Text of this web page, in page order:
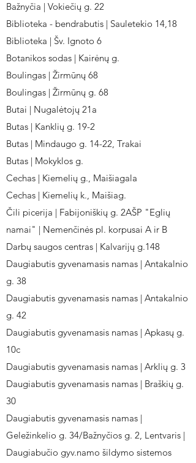
Bažnyčia | Vokiečių g. 22
Biblioteka - bendrabutis | Sauletekio 14,18
Biblioteka | Šv. Ignoto 6
Botanikos sodas | Kairėnų g.
Boulingas | Žirmūnų 68
Boulingas | Žirmūnų g. 68
Butai | Nugalėtojų 21a
Butas | Kanklių g. 19-2
Butas | Mindaugo g. 14-22, Trakai
Butas | Mokyklos g.
Cechas | Kiemelių g., Maišiagala
Cechas | Kiemelių k., Maišiag.
Čili picerija | Fabijoniškių g. 2AŠP "Eglių
namai" | Nemenčinės pl. korpusai A ir B
Darbų saugos centras | Kalvarijų g.148
Daugiabutis gyvenamasis namas | Antakalnio
g. 38
Daugiabutis gyvenamasis namas | Antakalnio
g. 42
Daugiabutis gyvenamasis namas | Apkasų g.
10c
Daugiabutis gyvenamasis namas | Arklių g. 3
Daugiabutis gyvenamasis namas | Braškių g.
30
Daugiabutis gyvenamasis namas |
Geležinkelio g. 34/Bažnyčios g. 2, Lentvaris |
Daugiabučio gyv.namo šildymo sistemos